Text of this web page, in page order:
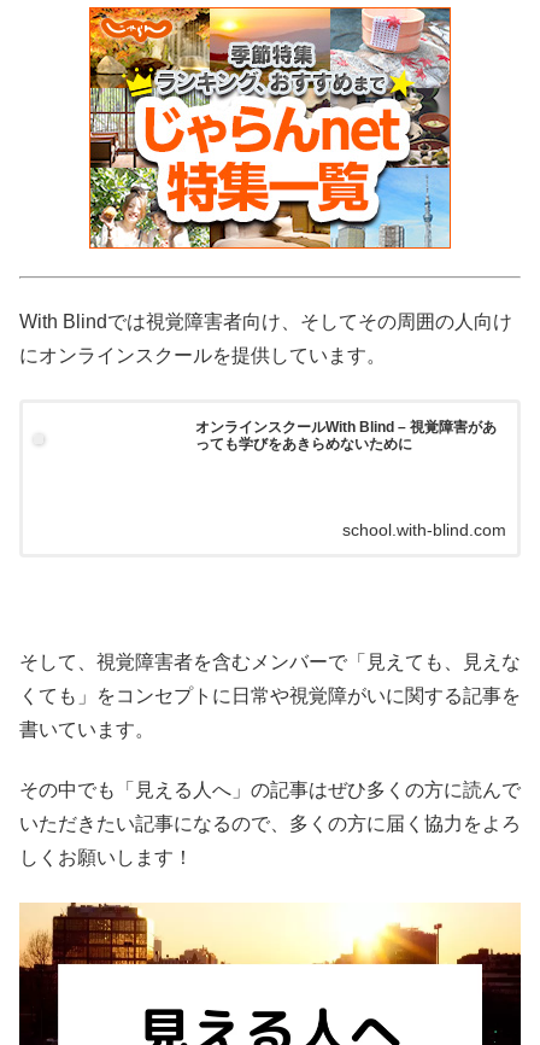
With Blindでは視覚障害者向け、そしてその周囲の人向け
にオンラインスクールを提供しています。
オンラインスクールWith Blind – 視覚障害があ
っても学びをあきらめないために
school.with-blind.com
そして、視覚障害者を含むメンバーで「見えても、見えな
くても」をコンセプトに日常や視覚障がいに関する記事を
書いています。
その中でも「見える人へ」の記事はぜひ多くの方に読んで
いただきたい記事になるので、多くの方に届く協力をよろ
しくお願いします！